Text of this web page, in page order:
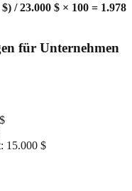
/ 23.000 $ × 100 = 1.978
für Unternehmen
15.000 $